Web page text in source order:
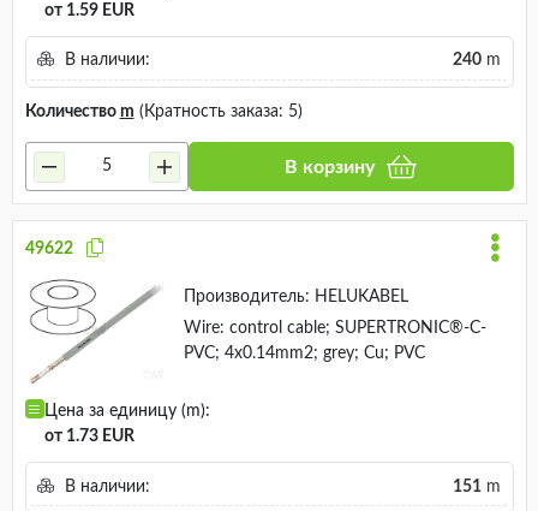
от 1.59 EUR
В наличии: 240m
Количество m (Кратность заказа: 5)
В корзину
49622
Производитель: HELUKABEL
Wire: control cable; SUPERTRONIC®-C-
PVC; 4x0.14mm2; grey; Cu; PVC
Цена за единицу (m):
от 1.73 EUR
В наличии: 151 m